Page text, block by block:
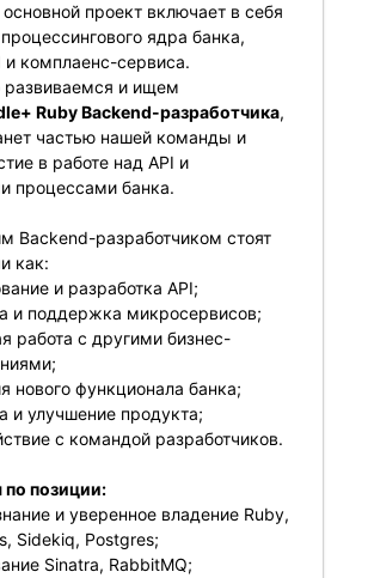
проект включает в себя
ядра банка,
и комплаенс-сервиса.
и ищем
Ruby Backend-разработчика,
частью нашей команды и
в работе над API и
процессами банка.
Backend-разработчиком стоят
как:
и разработка API;
и поддержка микросервисов;
работа с другими бизнес-
нового функционала банка;
и улучшение продукта;
с командой разработчиков.
по позиции:
и уверенное владение Ruby,
Sidekiq, Postgres;
Sinatra, RabbitMQ;